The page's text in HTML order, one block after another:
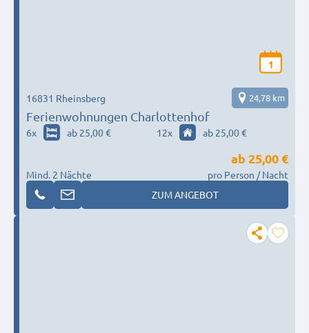
1
Ferienwohnungen Charlottenhof
16831 Rheinsberg 24,78 km
6x ab 25,00 € 12x ab 25,00 €
Mind. 2 Nächte
ab 25,00 €
pro Person / Nacht
ZUM ANGEBOT